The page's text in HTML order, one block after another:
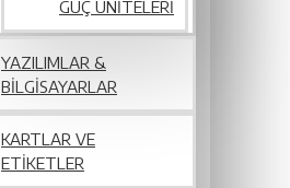
GÜÇ ÜNITELERI
YAZILIMLAR &
BILGISAYARLAR
KARTLAR VE
ETIKETLER